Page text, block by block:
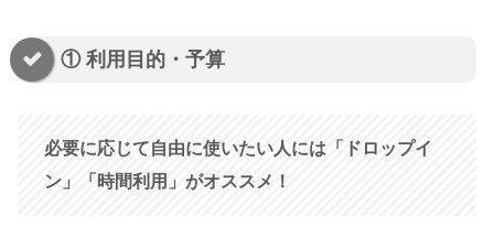
① 利用目的・予算
必要に応じて自由に使いたい人には「ドロップイ
ン」「時間利用」がオススメ！